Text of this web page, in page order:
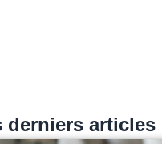
derniers articles